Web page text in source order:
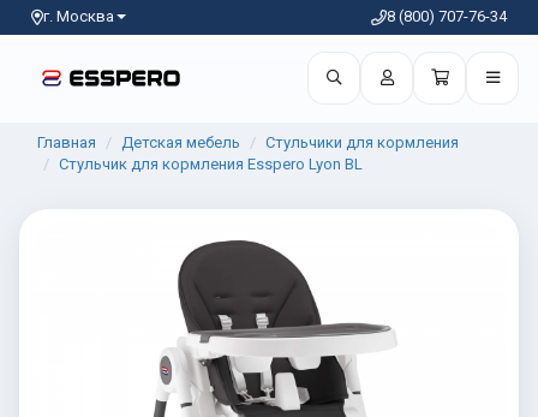
г. Москва 8 (800) 707-76-34
Главная Детская мебель
Стульчики для кормления
Стульчик для кормления Esspero Lyon BL